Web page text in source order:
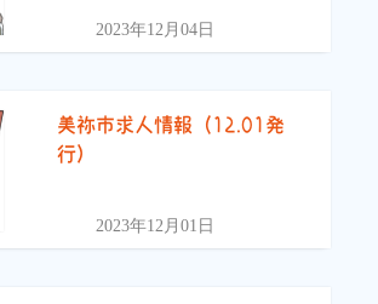
2023年12月04日
美祢市求人情報（12.01発
行）
2023年12月01日